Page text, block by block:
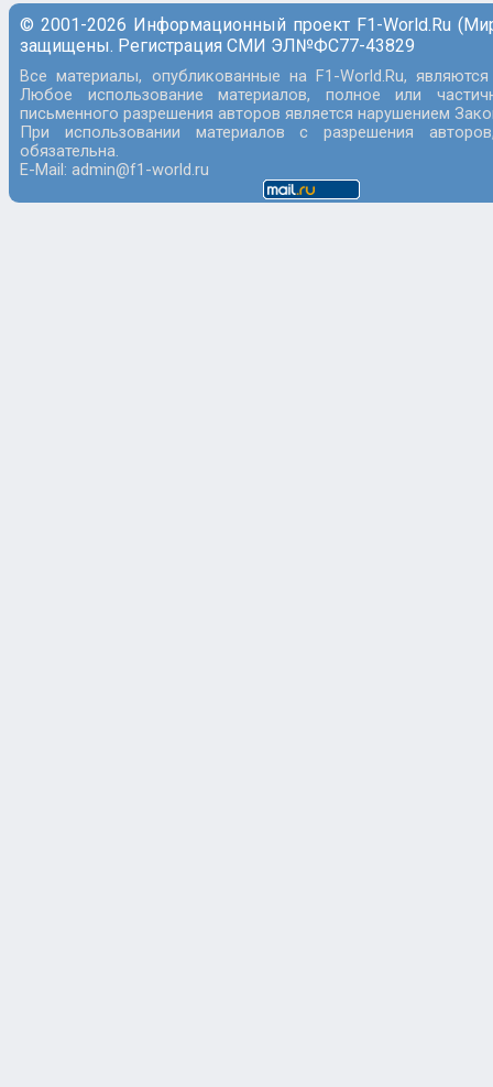
© 2001-2026 Информационный проект F1-World.Ru
защищены. Регистрация СМИ ЭЛ№ФС77-43829
Все материалы, опубликованные на F1-World.Ru,
Любое использование материалов, полное или
письменного разрешения авторов является нарушением
При использовании материалов с разрешения
обязательна.
E-Mail: admin@f1-world.ru